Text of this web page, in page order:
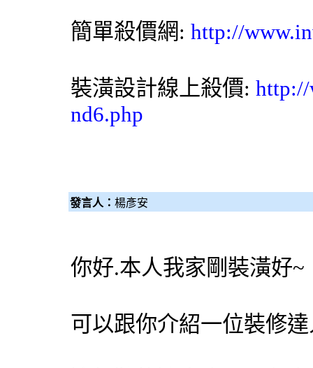
簡單殺價網: http://
裝潢設計線上殺價: http://
nd6.php
發言人： 楊彥安
你好.本人我家剛裝潢好~
可以跟你介紹一位裝修